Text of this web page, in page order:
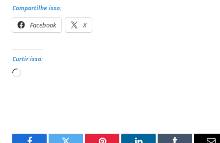
Compartilhe isso:
Facebook X
Curtir isso:
Carregando...